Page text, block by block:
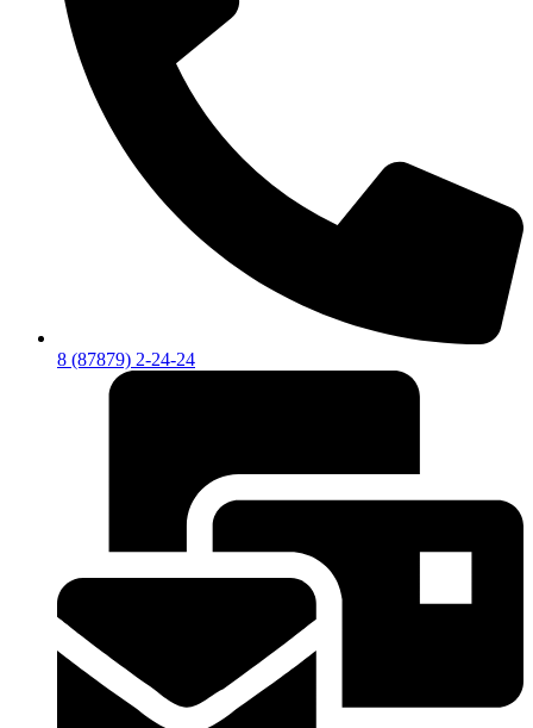
8 (87879) 2-24-24